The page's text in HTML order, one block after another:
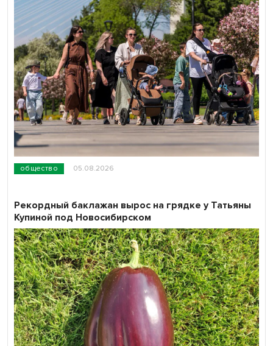
общество 05.08.2026
Рекордный баклажан вырос на грядке у Татьяны
Купиной под Новосибирском